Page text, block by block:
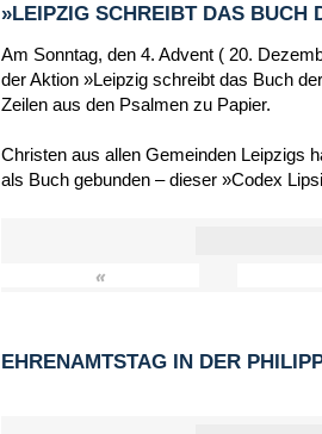
»LEIPZIG SCHREIBT DAS BUCH
Am Sonntag, den 4. Advent ( 20.
der Aktion »Leipzig schreibt das Buch
Zeilen aus den Psalmen zu Papier.
Christen aus allen Gemeinden Leipzigs
als Buch gebunden – dieser »Codex
«
EHRENAMTSTAG IN DER